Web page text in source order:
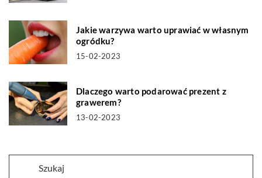
Jakie warzywa warto uprawiać w własnym
ogródku?
15-02-2023
Dlaczego warto podarować prezent z
grawerem?
13-02-2023